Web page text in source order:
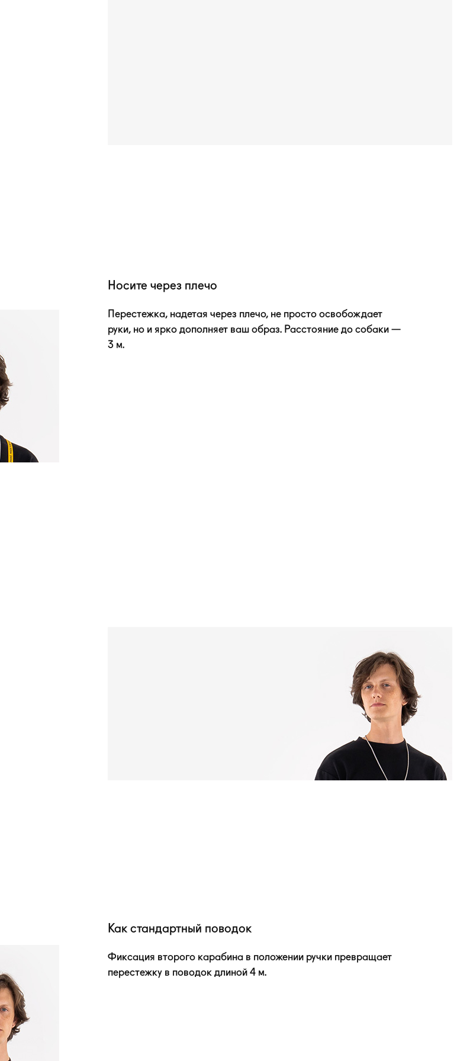
Носите через плечо
Перестежка, надетая через плечо, не просто освобождает
руки, но и ярко дополняет ваш образ. Расстояние до собаки —
3 м.
Как стандартный поводок
Фиксация второго карабина в положении ручки превращает
перестежку в поводок длиной 4 м.